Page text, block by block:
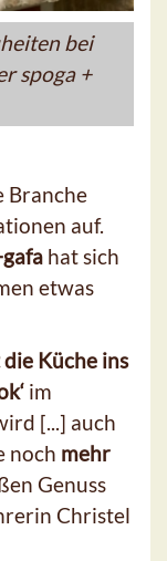
bei
spoga +
Branche
auf.
hat sich
etwas
Küche ins
im
[...] auch
noch mehr
Genuss
Christel